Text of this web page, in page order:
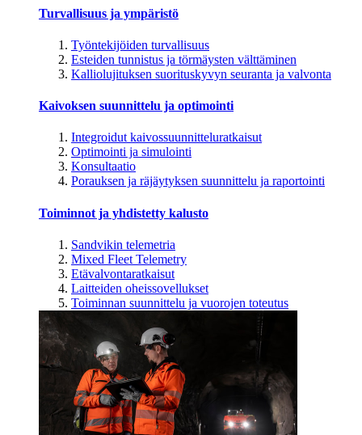
Turvallisuus ja ympäristö
Työntekijöiden turvallisuus
Esteiden tunnistus ja törmäysten välttäminen
Kalliolujituksen suorituskyvyn seuranta ja valvonta
Kaivoksen suunnittelu ja optimointi
Integroidut kaivossuunnitteluratkaisut
Optimointi ja simulointi
Konsultaatio
Porauksen ja räjäytyksen suunnittelu ja raportointi
Toiminnot ja yhdistetty kalusto
Sandvikin telemetria
Mixed Fleet Telemetry
Etävalvontaratkaisut
Laitteiden oheissovellukset
Toiminnan suunnittelu ja vuorojen toteutus